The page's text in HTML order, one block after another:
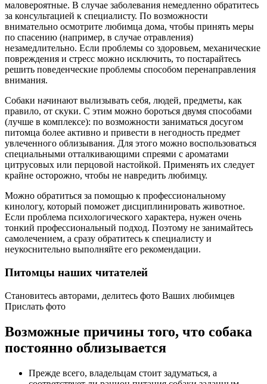
маловероятные. В случае заболевания немедленно обратитесь
за консультацией к специалисту. По возможности
внимательно осмотрите любимца дома, чтобы принять меры
по спасению (например, в случае отравления)
незамедлительно. Если проблемы со здоровьем, механические
повреждения и стресс можно исключить, то постарайтесь
решить поведенческие проблемы способом перенаправления
внимания.
Собаки начинают вылизывать себя, людей, предметы, как
правило, от скуки. С этим можно бороться двумя способами
(лучше в комплексе): по возможности заниматься досугом
питомца более активно и привести в негодность предмет
увлеченного облизывания. Для этого можно воспользоваться
специальными отталкивающими спреями с ароматами
цитрусовых или перцовой настойкой. Применять их следует
крайне осторожно, чтобы не навредить любимцу.
Можно обратиться за помощью к профессиональному
кинологу, который поможет дисциплинировать животное.
Если проблема психологического характера, нужен очень
тонкий профессиональный подход. Поэтому не занимайтесь
самолечением, а сразу обратитесь к специалисту и
неукоснительно выполняйте его рекомендации.
Питомцы наших читателей
Становитесь авторами, делитесь фото Ваших любимцев
Прислать фото
Возможные причины того, что собака
постоянно облизывается
Прежде всего, владельцам стоит задуматься, а